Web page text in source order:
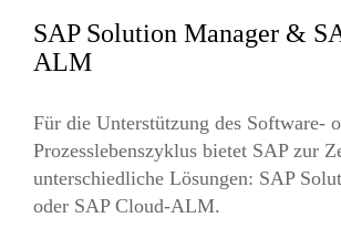
SAP Solution Manager &
ALM
Für die Unterstützung des Software-
Prozesslebenszyklus bietet SAP zur
unterschiedliche Lösungen: SAP
oder SAP Cloud-ALM.